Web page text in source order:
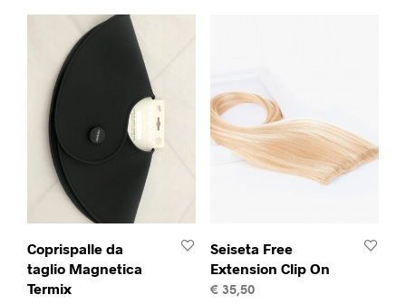
Coprispalle da
taglio Magnetica
Termix
Seiseta Free
Extension Clip On
€ 35,50